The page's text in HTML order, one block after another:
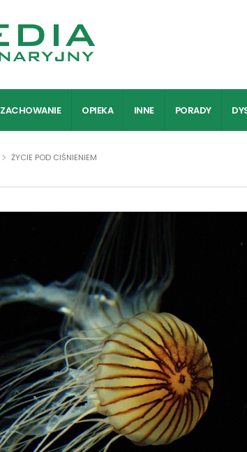
ZACHOWANIE OPIEKA INNE PORADY
ŻYCIE POD CIŚNIENIEM